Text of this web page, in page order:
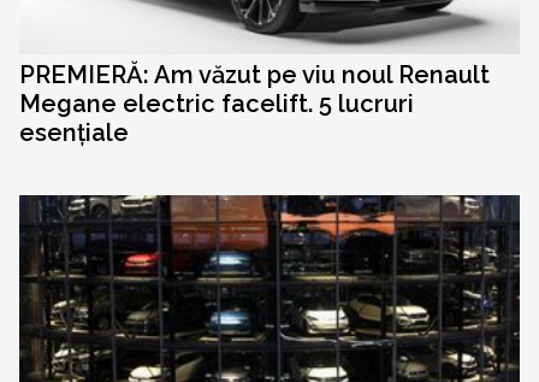
PREMIERĂ: Am văzut pe viu noul Renault
Megane electric facelift. 5 lucruri
esențiale